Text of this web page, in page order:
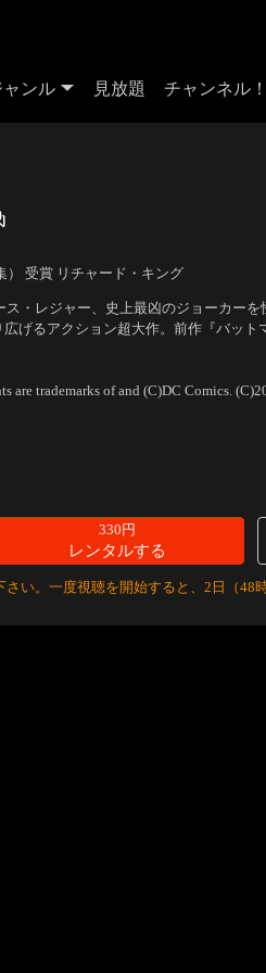
ャンル 見放題 チャンネル
） 受賞 リチャード・キング
・レジャー、史上最凶のジョーカーを
げるアクション超大作。前作『バット
are trademarks of and (C)DC Comics.
330円
レンタルする
い。一度視聴を開始すると、2日（48